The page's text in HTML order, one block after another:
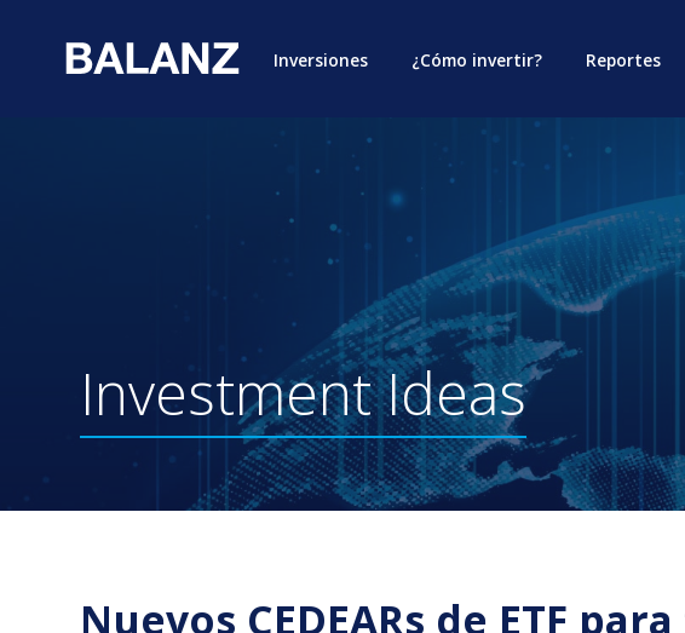
Inversiones ¿Cómo invertir? Reportes
InvestmentIdeas
Nuevos CEDEARs de ETF